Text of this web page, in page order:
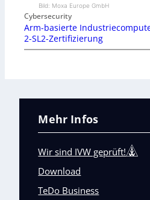
Bild: Moxa Europe GmbH
Cybersecurity
Arm-basierte
2-SL2-Zertifizierung
Mehr Infos
Wir sind IVW geprüft!
Download
TeDo Business